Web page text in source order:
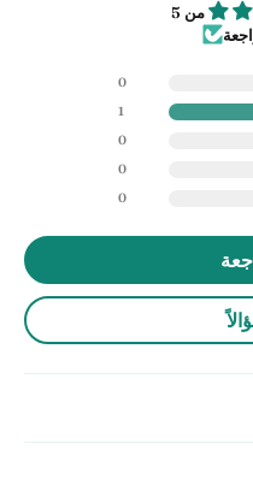
0
1
0
0
0